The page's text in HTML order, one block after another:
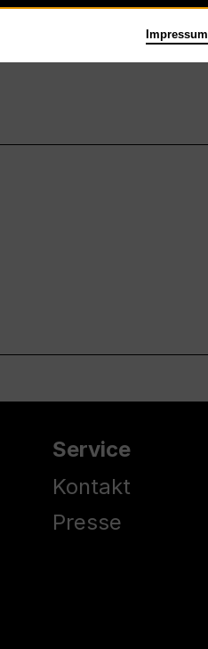
Service
Kontakt
Presse
Impressum